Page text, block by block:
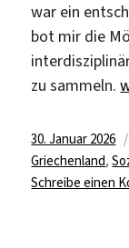
war ein
bot mir die
zu sammeln.
Veröffentlicht
am
30. Januar 2026
Griechenland,
Schreibe einen